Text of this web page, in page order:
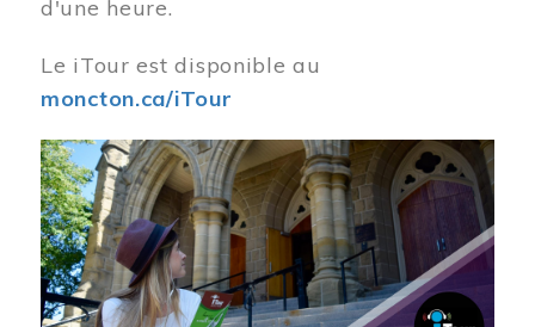
d'une heure.
Le iTour est disponible au
moncton.ca/iTour